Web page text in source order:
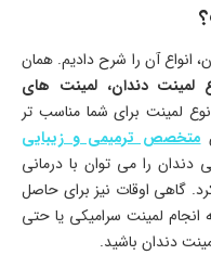
انواع آن را شرح دادیم. همان‌
لمینت دندان، لمینت‌ های
لمینت برای شما مناسب‌ تر
متخصص ترمیمی و زیبایی
را می‌ توان با درمانی
گاهی اوقات نیز برای حاصل
لمینت سرامیکی یا حتی
دندان باشید.